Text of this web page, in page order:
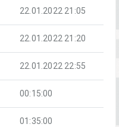
22.01.2022 21:05
22.01.2022 21:20
22.01.2022 22:55
00:15:00
01:35:00